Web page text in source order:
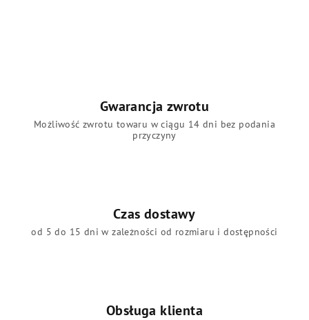
Gwarancja zwrotu
Możliwość zwrotu towaru w ciągu 14 dni bez podania
przyczyny
Czas dostawy
od 5 do 15 dni w zależności od rozmiaru i dostępności
Obsługa klienta